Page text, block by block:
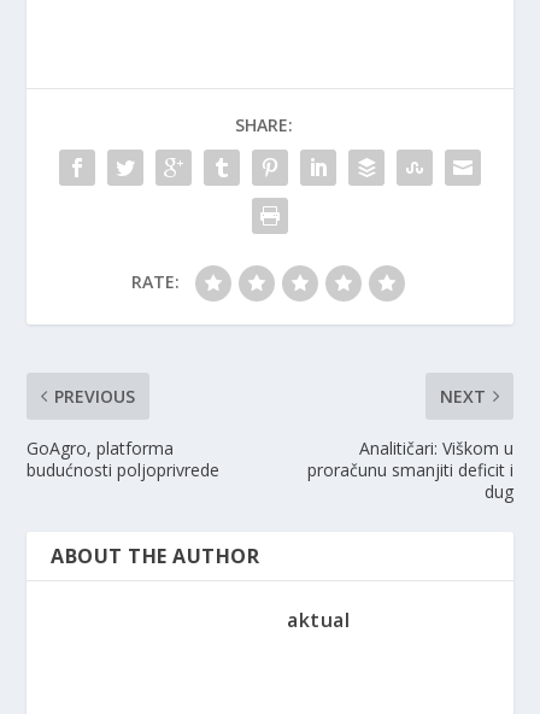
SHARE:
RATE:
PREVIOUS
GoAgro, platforma
budućnosti poljoprivrede
NEXT
Analitičari: Viškom u
proračunu smanjiti deficit i
dug
ABOUT THE AUTHOR
aktual